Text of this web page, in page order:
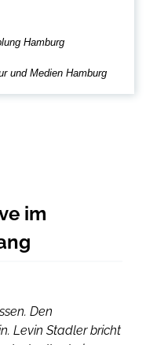
Hamburg
und Medien Hamburg
im
Den
Levin Stadler bricht